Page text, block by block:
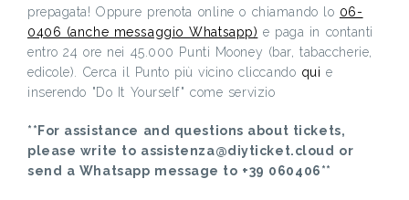
prepagata! Oppure prenota online o chiamando lo 06-
0406 (anche messaggio Whatsapp) e paga in contanti
entro 24 ore nei 45.000 Punti Mooney (bar, tabaccherie,
edicole). Cerca il Punto più vicino cliccando qui e
inserendo "Do It Yourself" come servizio
**For assistance and questions about tickets,
please write to assistenza@diyticket.cloud or
send a Whatsapp message to +39 060406**